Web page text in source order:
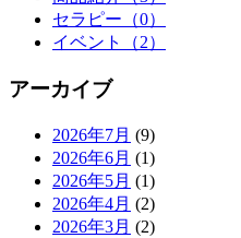
セラピー（0）
イベント（2）
アーカイブ
2026年7月 (9)
2026年6月 (1)
2026年5月 (1)
2026年4月 (2)
2026年3月 (2)